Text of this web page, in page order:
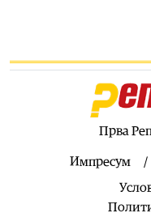
07.08.2026
несреќа во скопски
момче од Македонија
Прва
Импресум